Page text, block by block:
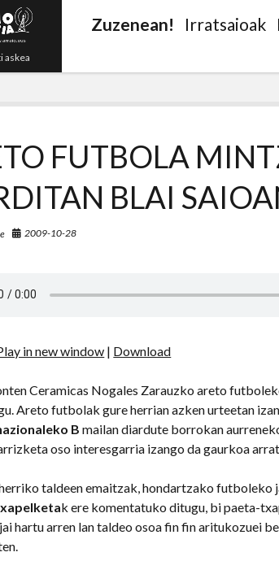
askea
Zuzenean! Irratsaioak
FUTBOLA
BLAI
2009-10-28
in new window | Download
Ceramicas Nogales Zarauzko areto
Areto futbolak gure herrian azken urteetan
B mailan diardute borrokan
oso interesgarria izango da gaurkoa
taldeen emaitzak, hondartzako futboleko
k ere komentatuko ditugu, bi paeta-
hartu arren lan taldeo osoa fin fin aritukozuei